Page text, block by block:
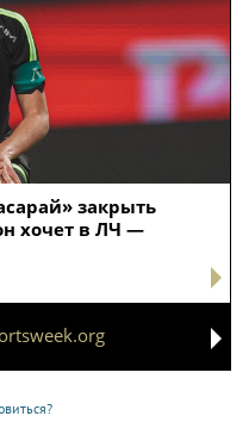
закрыть
хочет в ЛЧ —